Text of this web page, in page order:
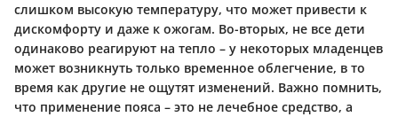
слишком высокую температуру, что может привести к
дискомфорту и даже к ожогам. Во-вторых, не все дети
одинаково реагируют на тепло – у некоторых младенцев
может возникнуть только временное облегчение, в то
время как другие не ощутят изменений. Важно помнить,
что применение пояса – это не лечебное средство, а